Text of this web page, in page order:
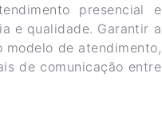
presencial e
e qualidade. Garantir a
de atendimento,
de comunicação entre